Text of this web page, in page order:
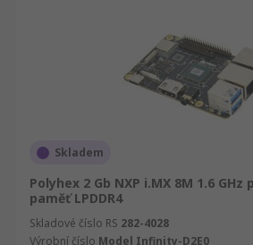
Skladem
Polyhex 2 Gb NXP i.MX 8M 1.6
paměť LPDDR4
Skladové číslo RS 282-4028
Výrobní číslo Model Infinity-D2E0